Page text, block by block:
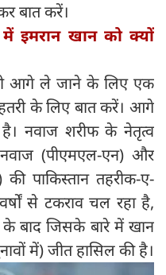
बात करें।
में इमरान खान को क्यों
आगे ले जाने के लिए एक
के लिए बात करें। आगे
नवाज शरीफ के नेतृत्व
नवाज (पीएमएल-एन) और
पाकिस्तान तहरीक-ए-
से टकराव चल रहा है,
बाद जिसके बारे में खान
में) जीत हासिल की है।